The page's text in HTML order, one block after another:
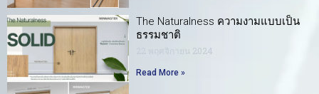
The Naturalness ความงามแบบเป็น
ธรรมชาติ
22 พฤศจิกายน 2024
Read More »